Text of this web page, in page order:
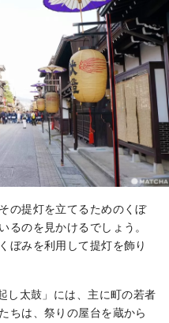
の提灯を立てるためのくぼ
るのを見かけるでしょう。
ぼみを利用して提灯を飾り
し太鼓」には、主に町の若者
ちは、祭りの屋台を蔵から